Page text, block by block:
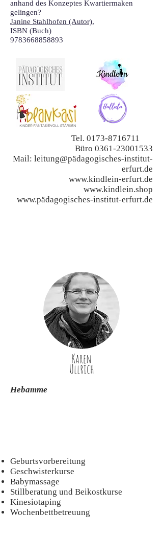
anhand des Konzeptes Kwartiermaken
gelingen?
​Janine Stahlhofen (Autor),
ISBN (Buch)
9783668858893
Tel. 0173-8716711
Büro 0361-23001533
Mail: leitung@pädagogisches-institut-
erfurt.de
www.kindlein-erfurt.de
www.kindlein.shop
www.pädagogisches-institut-erfurt.de
Karen
Ullrich
Hebamme
Geburtsvorbereitung
Geschwisterkurse
Babymassage
Stillberatung und Beikostkurse
Kinesiotaping
Wochenbettbetreuung